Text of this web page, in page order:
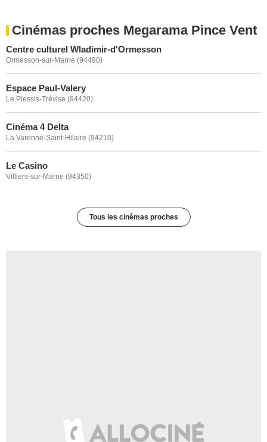
Cinémas proches Megarama Pince Vent
Centre culturel Wladimir-d'Ormesson
Ormesson-sur-Marne (94490)
Espace Paul-Valery
Le Plessis-Trévise (94420)
Cinéma 4 Delta
La Varenne-Saint-Hilaire (94210)
Le Casino
Villiers-sur-Marne (94350)
Tous les cinémas proches